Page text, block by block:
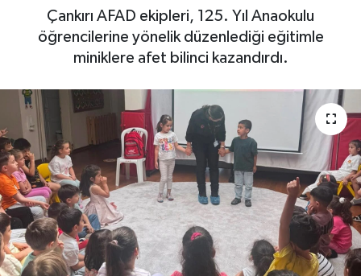
Çankırı AFAD ekipleri, 125. Yıl Anaokulu
öğrencilerine yönelik düzenlediği eğitimle
miniklere afet bilinci kazandırdı.
SPOR
EĞİTİM
YAŞAM
ÇEVRE
İLÇELER
RESMİ İLANLAR
KÜLTÜR
Tüm Manşetler
Son Dakika Haberleri
Haber Arşivi